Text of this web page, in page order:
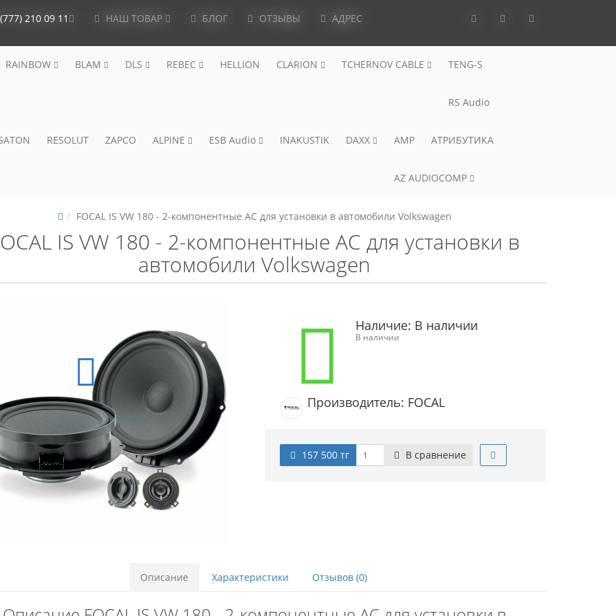
210 09 11 НАШ ТОВАР БЛОГ ОТЗЫВЫ АДРЕС
RAINBOW BLAM DLS REBEC HELLION CLARION TCHERNOV CABLE TENG-S
RS Audio
RESOLUT ZAPCO ALPINE ESB Audio INAKUSTIK DAXX AMP АТРИБУТИКА
AZ AUDIOCOMP
FOCAL IS VW 180 - 2-компонентные АС для установки в автомобили Volkswagen
IS VW 180 - 2-компонентные АС для установки в
автомобили Volkswagen
Наличие: В наличии
В наличии
Производитель: FOCAL
157 500 тг В сравнение
Описание Характеристики Отзывов (0)